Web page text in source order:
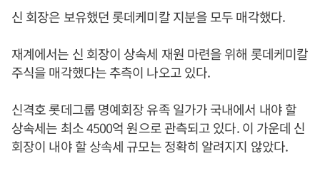
신 회장은 보유했던 롯데케미칼 지분을 모두 매각했다.
재계에서는 신 회장이 상속세 재원 마련을 위해 롯데케미칼
주식을 매각했다는 추측이 나오고 있다.
신격호 롯데그룹 명예회장 유족 일가가 국내에서 내야 할
상속세는 최소 4500억 원으로 관측되고 있다. 이 가운데 신
회장이 내야 할 상속세 규모는 정확히 알려지지 않았다.